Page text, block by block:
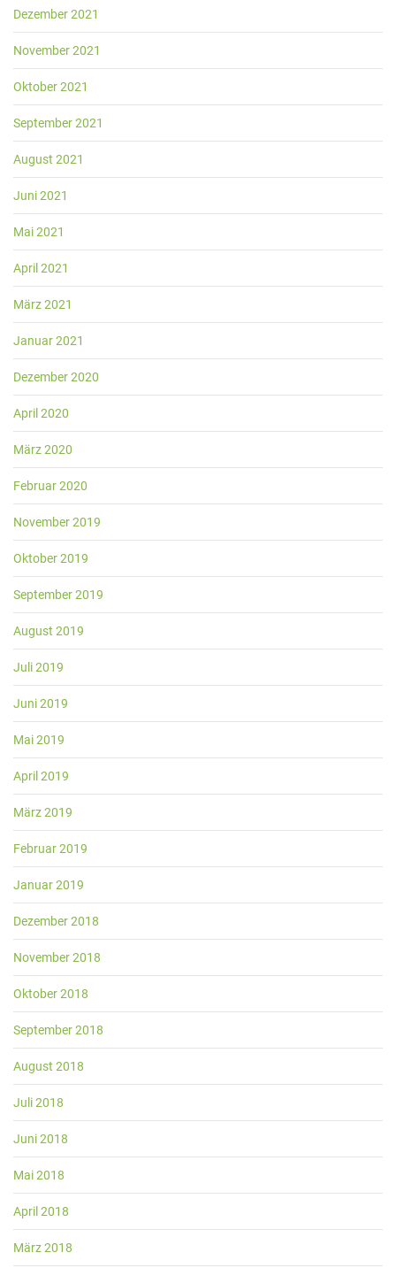
Dezember 2021
November 2021
Oktober 2021
September 2021
August 2021
Juni 2021
Mai 2021
April 2021
März 2021
Januar 2021
Dezember 2020
April 2020
März 2020
Februar 2020
November 2019
Oktober 2019
September 2019
August 2019
Juli 2019
Juni 2019
Mai 2019
April 2019
März 2019
Februar 2019
Januar 2019
Dezember 2018
November 2018
Oktober 2018
September 2018
August 2018
Juli 2018
Juni 2018
Mai 2018
April 2018
März 2018